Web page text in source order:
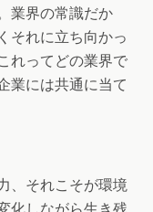
業界の常識だか
それに立ち向かっ
れってどの業界で
業には共通に当て
、それこそが環境